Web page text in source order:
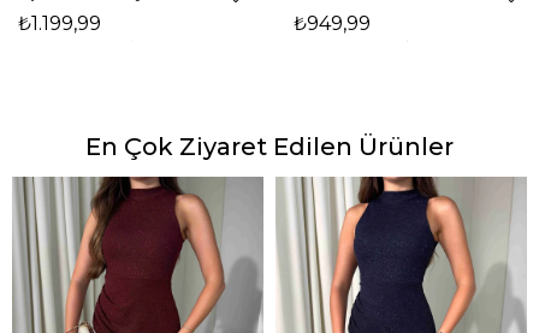
₺1.199,99 ₺949,99
En Çok Ziyaret Edilen Ürünler